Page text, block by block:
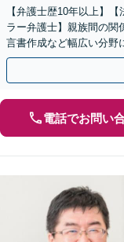
【弁護士歴10年以上】
ラー弁護士】親族間の関
言書作成など幅広い分野
さい。【夜間・休日の相
電話でお問い